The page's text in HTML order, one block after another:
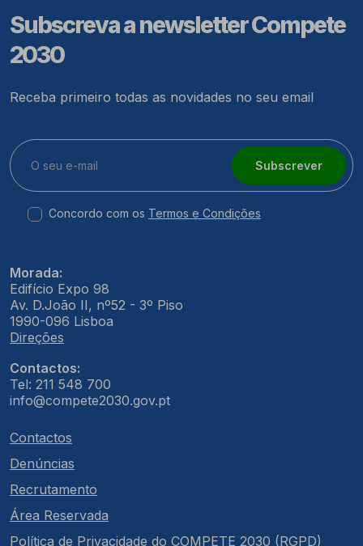
Subscreva a newsletter Compete
2030
Receba primeiro todas as novidades no seu email
Subscrever
Concordo com os Termos e Condições
Morada:
Edifício Expo 98
Av. D.João II, nº52 - 3º Piso
1990-096 Lisboa
Direções
Contactos:
Tel: 211 548 700
info@compete2030.gov.pt
Contactos
Denúncias
Recrutamento
Área Reservada
Política de Privacidade do COMPETE 2030 (RGPD)